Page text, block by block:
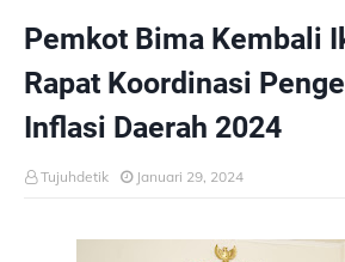
Pemkot Bima Kembali
Rapat Koordinasi
Inflasi Daerah 2024
Tujuhdetik Januari 29, 2024